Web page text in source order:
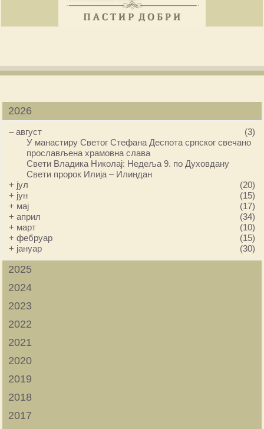
2026
–август
(3)
У манастиру Светог Стефана Деспота српског свечано
прослављена храмовна слава
Свети Владика Николај: Недеља 9. по Духовдану
Свети пророк Илија – Илиндан
+ јул
(20)
+ јун
(15)
+ мај
(17)
+април
(34)
+ март
(10)
+фебруар
(15)
+ јануар (30)
2025
2024
2023
2022
2021
2020
2019
2018
2017